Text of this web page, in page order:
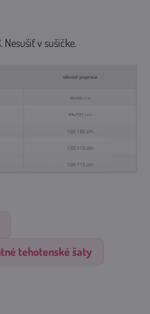
v sušičke.
tehotenské šaty